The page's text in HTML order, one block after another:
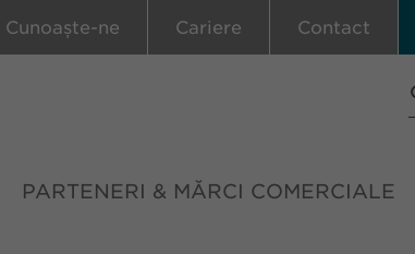
Cunoaște-ne Cariere Contact
PARTENERI & MĂRCI COMERCIALE